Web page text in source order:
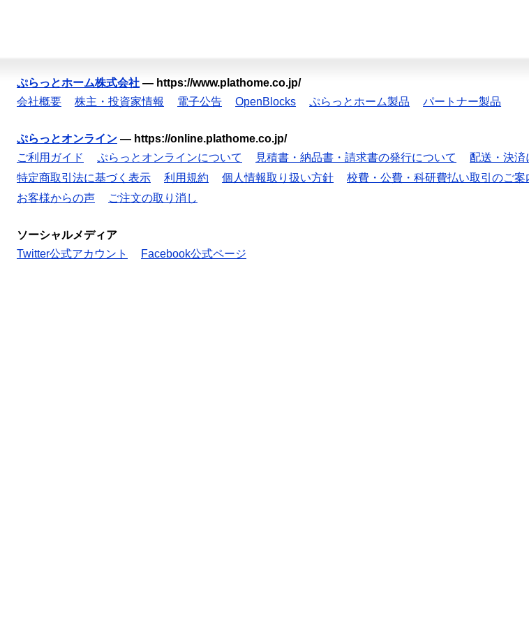
ぷらっとホーム株式会社 — https://www.plathome.co.jp/
会社概要
株主・投資家情報 電子公告 OpenBlocks ぷらっとホーム製品 パートナー製品
ぷらっとオンライン — https://online.plathome.co.jp/
ご利用ガイド
ぷらっとオンラインについて 見積書・納品書・請求書の発行について 配送・決済
特定商取引法に基づく表示
利用規約 個人情報取り扱い方針 校費・公費・科研費払い取引のご案
お客様からの声
ご注文の取り消し
ソーシャルメディア
Twitter公式アカウント
Facebook公式ページ